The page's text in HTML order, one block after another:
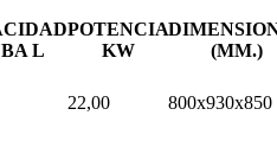
L
POTENCIA
KW
(MM.)
22,00 800x930x850